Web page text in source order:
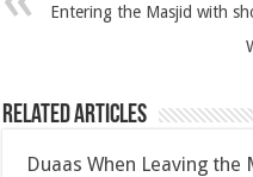
Entering the Masjid with
Related Articles
Duaas When Leaving the